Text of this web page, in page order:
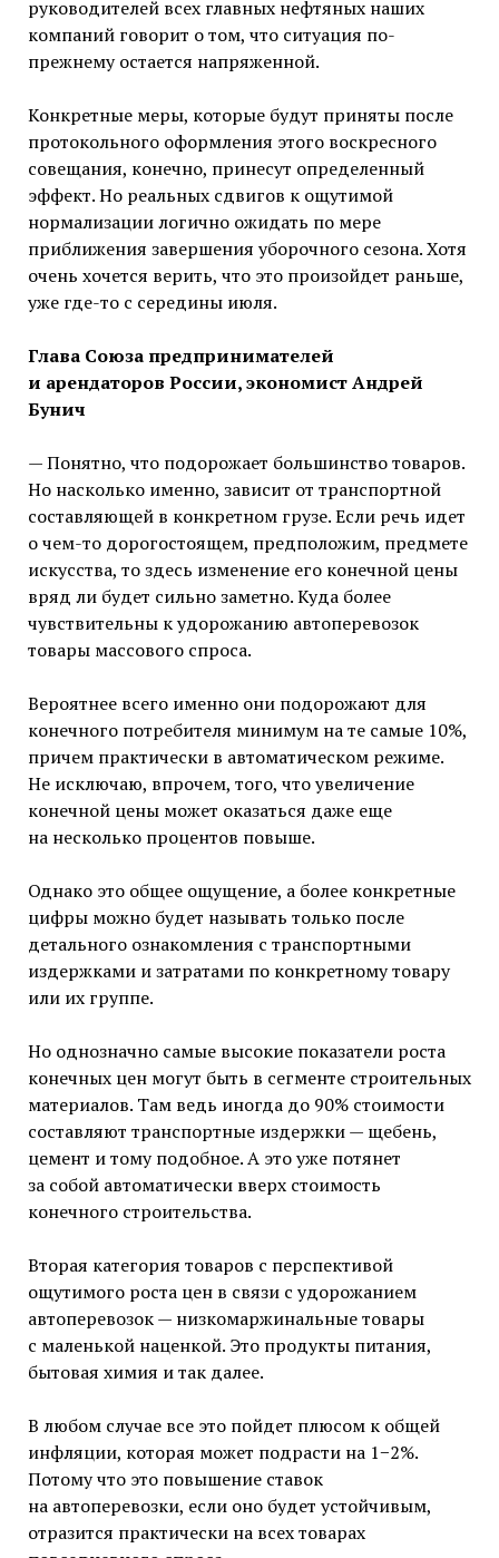
руководителей всех главных нефтяных наших
компаний говорит о том, что ситуация по-
прежнему остается напряженной.
Конкретные меры, которые будут приняты после
протокольного оформления этого воскресного
совещания, конечно, принесут определенный
эффект. Но реальных сдвигов к ощутимой
нормализации логично ожидать по мере
приближения завершения уборочного сезона. Хотя
очень хочется верить, что это произойдет раньше,
уже где-то с середины июля.
Глава Союза предпринимателей
и арендаторов России, экономист Андрей
Бунич
— Понятно, что подорожает большинство товаров.
Но насколько именно, зависит от транспортной
составляющей в конкретном грузе. Если речь идет
о чем-то дорогостоящем, предположим, предмете
искусства, то здесь изменение его конечной цены
вряд ли будет сильно заметно. Куда более
чувствительны к удорожанию автоперевозок
товары массового спроса.
Вероятнее всего именно они подорожают для
конечного потребителя минимум на те самые 10%,
причем практически в автоматическом режиме.
Не исключаю, впрочем, того, что увеличение
конечной цены может оказаться даже еще
на несколько процентов повыше.
Однако это общее ощущение, а более конкретные
цифры можно будет называть только после
детального ознакомления с транспортными
издержками и затратами по конкретному товару
или их группе.
Но однозначно самые высокие показатели роста
конечных цен могут быть в сегменте строительных
материалов. Там ведь иногда до 90% стоимости
составляют транспортные издержки — щебень,
цемент и тому подобное. А это уже потянет
за собой автоматически вверх стоимость
конечного строительства.
Вторая категория товаров с перспективой
ощутимого роста цен в связи с удорожанием
автоперевозок — низкомаржинальные товары
с маленькой наценкой. Это продукты питания,
бытовая химия и так далее.
В любом случае все это пойдет плюсом к общей
инфляции, которая может подрасти на 1−2%.
Потому что это повышение ставок
на автоперевозки, если оно будет устойчивым,
отразится практически на всех товарах